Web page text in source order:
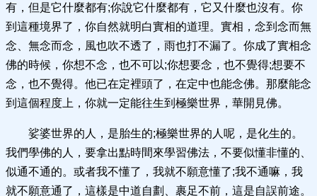
有，但是它什麼都有;你說它什麼都有，它又什麼也沒有。你
到這種境界了，你自然就明白實相的道理。實相，念到念而無
念、無念而念，風也吹不透了，雨也打不漏了。你成了實相念
佛的時候，你想不念，也不可以;你想要念，也不覺得;想要不
念，也不覺得。他已在定裡頭了，在定中也能念佛。那麼能念
到這個程度上，你就一定能往生到極樂世界，華開見佛。
娑婆世界的人，是胎生的;極樂世界的人呢，是化生的。
我們學佛的人，要拿出點時間來學習佛法，不要似懂非懂的、
似通不通的。或者我不懂了，我就不願意懂了;我不通嘛，我
就不願意通了，這樣是中道自劃、裹足不前，這是自誤前途。